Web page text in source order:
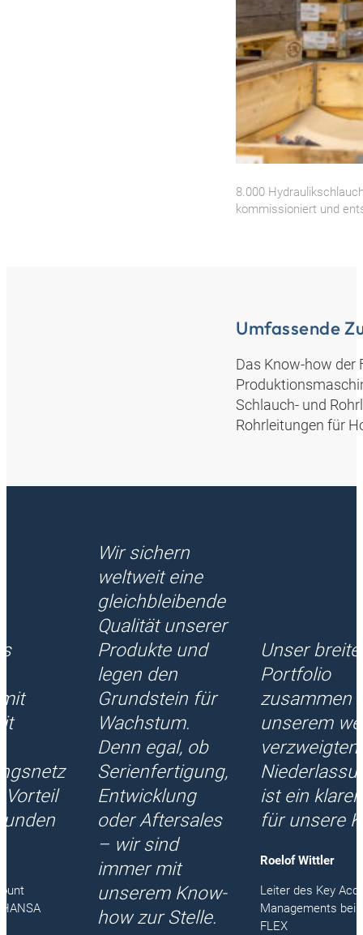
8.000
kommissioniert und
Umfassende
Das Know-how der
Schlauch- und
Rohrleitungen für
Vorteil
Wir sichern
weltweit eine
gleichbleibende
Qualität unserer
Produkte und
legen den
Grundstein für
Wachstum.
Denn egal, ob
Serienfertigung,
Entwicklung
oder Aftersales
– wir sind
immer mit
unserem Know-
how zur Stelle.
Unser
Portfolio
zusammen
unserem
verzweigten
ist ein
für unsere
Roelof Wittler
Leiter des Key
Managements bei
FLEX